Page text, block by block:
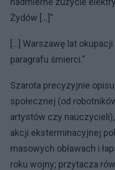
Żydów [...]"
[...] Warszawę lat
paragrafu śmierci."
Szarota precyzyjnie
społecznej (od
artystów czy
akcji eksterminacyjnej
masowych obławach i
roku wojny; przytacza